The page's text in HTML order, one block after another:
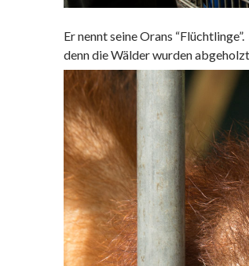
Er nennt seine Orans
denn die Wälder wurden